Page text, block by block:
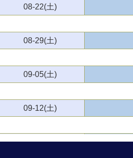
08-22(土)
08-29(土)
09-05(土)
09-12(土)
09-19(土)